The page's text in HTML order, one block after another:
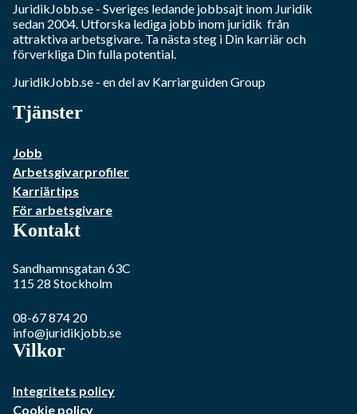
JuridikJobb.se - Sveriges ledande jobbsajt inom Juridik
sedan 2004. Utforska lediga jobb inom juridik från
attraktiva arbetsgivare. Ta nästa steg i Din karriär och
förverkliga Din fulla potential.
JuridikJobb.se - en del av Karriarguiden Group
Tjänster
Jobb
Arbetsgivarprofiler
Karriärtips
För arbetsgivare
Kontakt
Sandhamnsgatan 63C
115 28 Stockholm
08-67 874 20
info@juridikjobb.se
Vilkor
Integritets policy
Cookie policy